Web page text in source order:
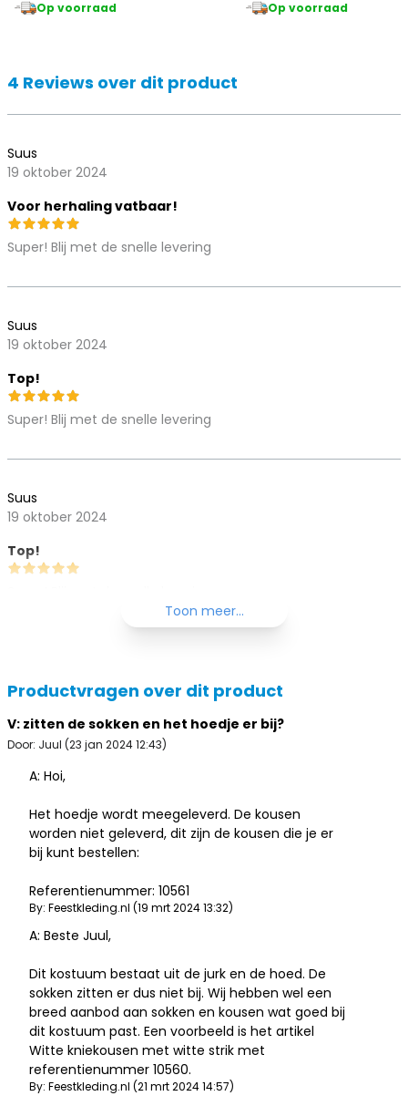
Op voorraad Op voorraad
4 Reviews over dit product
Suus
19 oktober 2024
Voor herhaling vatbaar!
Super! Blij met de snelle levering
Suus
19 oktober 2024
Top!
Super! Blij met de snelle levering
Suus
19 oktober 2024
Top!
Toon meer...
Productvragen over dit product
V: zitten de sokken en het hoedje er bij?
Door: Juul (23 jan 2024 12:43)
A: Hoi,
Het hoedje wordt meegeleverd. De kousen
worden niet geleverd, dit zijn de kousen die je er
bij kunt bestellen:
Referentienummer: 10561
By: Feestkleding.nl (19 mrt 2024 13:32)
A: Beste Juul,
Dit kostuum bestaat uit de jurk en de hoed. De
sokken zitten er dus niet bij. Wij hebben wel een
breed aanbod aan sokken en kousen wat goed bij
dit kostuum past. Een voorbeeld is het artikel
Witte kniekousen met witte strik met
referentienummer 10560.
By: Feestkleding.nl (21 mrt 2024 14:57)